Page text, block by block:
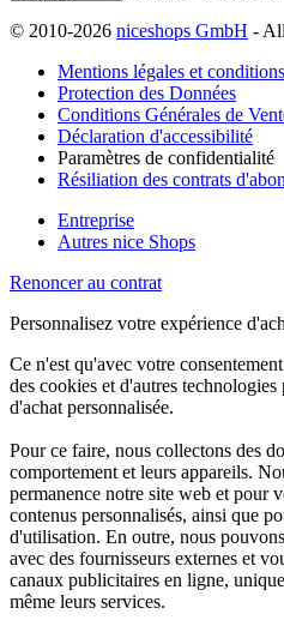
© 2010-2026 niceshops GmbH -
Mentions légales et
Protection des Données
Conditions Générales de
Déclaration d'accessibilité
Paramètres de confidentialité
Résiliation des contrats
Entreprise
Autres nice Shops
Renoncer au contrat
Personnalisez votre expérience
Ce n'est qu'avec votre
des cookies et d'autres
d'achat personnalisée.
Pour ce faire, nous collectons des
comportement et leurs appareils.
permanence notre site web et pour
contenus personnalisés, ainsi que
d'utilisation. En outre, nous
avec des fournisseurs externes et
canaux publicitaires en ligne,
même leurs services.